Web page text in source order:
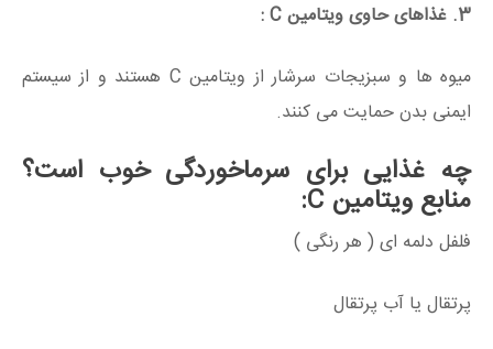
3. غذاهای حاوی ویتامین C :
میوه ها و سبزیجات سرشار از ویتامین C هستند و از سیستم
ایمنی بدن حمایت می کنند.
چه غذایی برای سرماخوردگی خوب است؟
منابع ویتامین C:
فلفل دلمه ای ( هر رنگی )
پرتقال یا آب پرتقال